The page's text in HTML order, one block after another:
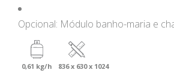
Opcional: Módulo banho-maria e
0,61 kg/h 836 x 630 x 1024